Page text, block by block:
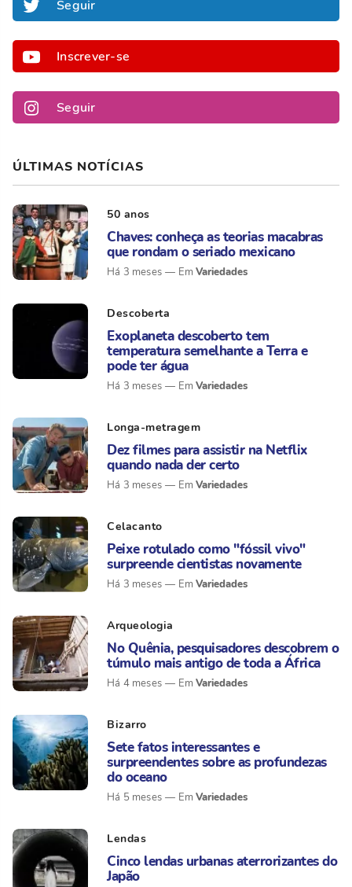
Seguir
Inscrever-se
Seguir
ÚLTIMAS NOTÍCIAS
50 anos
Chaves: conheça as teorias macabras
que rondam o seriado mexicano
Há 3 meses Variedades
Descoberta
Exoplaneta descoberto tem
temperatura semelhante a Terra e
pode ter água
Há 3 meses Variedades
Longa-metragem
Dez filmes para assistir na Netflix
quando nada der certo
Há 3 meses Variedades
Celacanto
Peixe rotulado como "fóssil vivo"
surpreende cientistas novamente
Há 3 meses Variedades
Arqueologia
No Quênia, pesquisadores descobrem o
túmulo mais antigo de toda a África
Há 4 meses Variedades
Bizarro
Sete fatos interessantes e
surpreendentes sobre as profundezas
do oceano
Há 5 meses Variedades
Lendas
Cinco lendas urbanas aterrorizantes do
Japão